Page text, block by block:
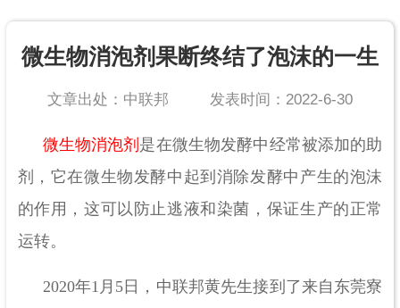
微生物消泡剂果断终结了泡沫的一生
文章出处：中联邦 发表时间：2022-6-30
微生物消泡剂 是在微生物发酵中经常被添加的助
剂，它在微生物发酵中起到消除发酵中产生的泡沫
的作用，这可以防止逃液和染菌，保证生产的正常
运转。
2020年1月5日，中联邦黄先生接到了来自东莞寮